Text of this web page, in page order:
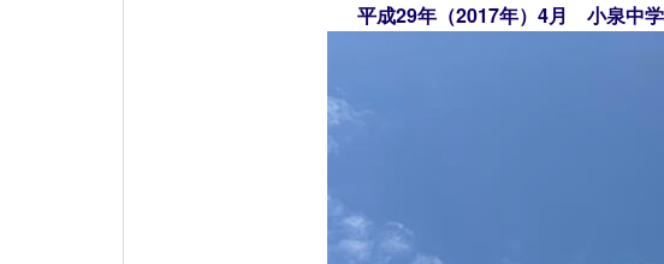
平成29年（2017年）4月 小泉中